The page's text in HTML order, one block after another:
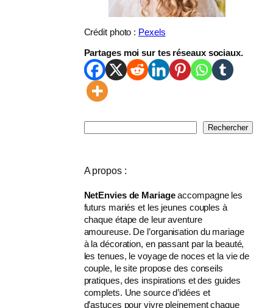
Crédit photo : Pexels
Partages moi sur tes réseaux sociaux.
e
c
h
e
r
Rechercher
A propos :
NetEnvies de Mariageaccompagne les
futurs mariés et les jeunes couples à
chaque étape de leur aventure
amoureuse. De l’organisation du mariage
à la décoration, en passant par la beauté,
les tenues, le voyage de noces et la vie de
couple, le site propose des conseils
pratiques, des inspirations et des guides
complets. Une source d’idées et
d’astuces pour vivre pleinement chaque